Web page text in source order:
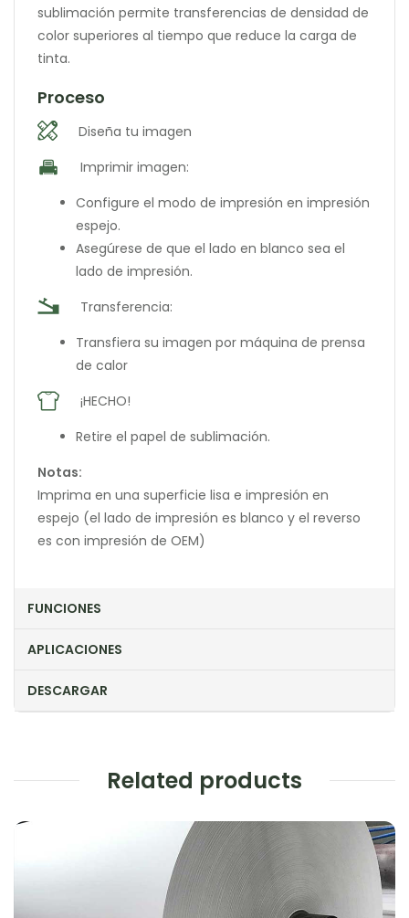
sublimación permite transferencias de densidad de
color superiores al tiempo que reduce la carga de
tinta.
Proceso
Diseña tu imagen
Imprimir imagen:
Configure el modo de impresión en impresión
espejo.
Asegúrese de que el lado en blanco sea el
lado de impresión.
Transferencia:
Transfiera su imagen por máquina de prensa
de calor
¡HECHO!
Retire el papel de sublimación.
Notas:
Imprima en una superficie lisa e impresión en
espejo (el lado de impresión es blanco y el reverso
es con impresión de OEM)
FUNCIONES
APLICACIONES
DESCARGAR
Related products